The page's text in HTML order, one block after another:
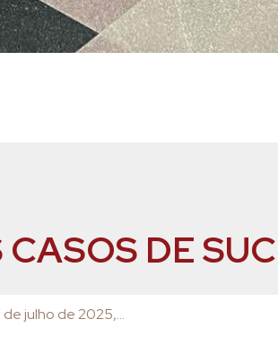
DE
de julho de 2025,...